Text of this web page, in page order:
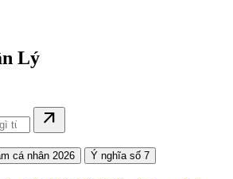
Lý
arrow_outward
cá nhân 2026
Ý nghĩa số 7